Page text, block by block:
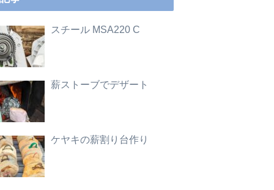
スチール MSA220 C
薪ストーブでデザート
ケヤキの薪割り台作り